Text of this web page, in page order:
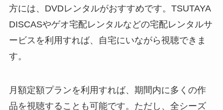
方には、DVDレンタルがおすすめです。TSUTAYA
DISCASやゲオ宅配レンタルなどの宅配レンタルサ
ービスを利用すれば、自宅にいながら視聴できま
す。
月額定額プランを利用すれば、期間内に多くの作
品を視聴することも可能です。ただし、全シーズ